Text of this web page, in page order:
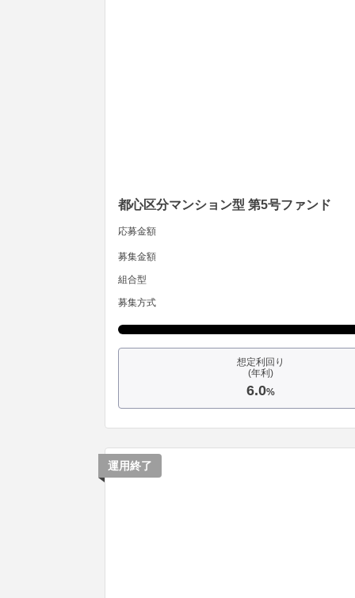
都心区分マンション型 第5号ファンド
応募金額
募集金額
組合型
募集方式
想定利回り
(年利)
6.0%
運用終了